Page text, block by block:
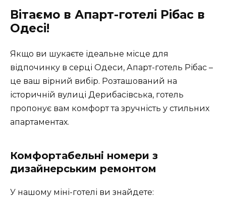
Вітаємо в Апарт-готелі Рібас в
Одесі!
Якщо ви шукаєте ідеальне місце для
відпочинку в серці Одеси, Апарт-готель Рібас –
це ваш вірний вибір. Розташований на
історичній вулиці Дерибасівська, готель
пропонує вам комфорт та зручність у стильних
апартаментах.
Комфортабельні номери з
дизайнерським ремонтом
У нашому міні-готелі ви знайдете: